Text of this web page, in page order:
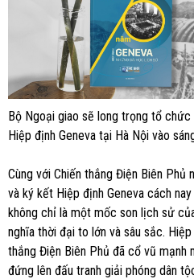
Bộ Ngoại giao sẽ long trọng tổ
Hiệp định Geneva tại Hà Nội vào
Cùng với Chiến thắng Điện Biên
và ký kết Hiệp định Geneva cách
không chỉ là một mốc son lịch sử
nghĩa thời đại to lớn và sâu sắc.
thắng Điện Biên Phủ đã cổ vũ
đứng lên đấu tranh giải phóng dân